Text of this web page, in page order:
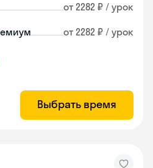
от 2282 ₽ / урок
от 2282 ₽ / урок
Выбрать время